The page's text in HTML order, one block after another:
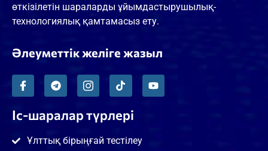
өткізілетін шараларды ұйымдастырушылық-
технологиялық қамтамасыз ету.
Әлеуметтік желіге жазыл
Іс-шаралар түрлері
Ұлттық бірыңғай тестілеу